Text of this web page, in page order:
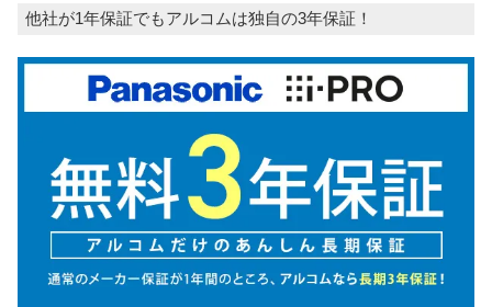
他社が1年保証でもアルコムは独自の3年保証！